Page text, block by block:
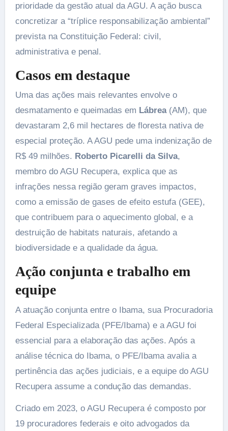
prioridade da gestão atual da AGU. A ação busca
concretizar a “tríplice responsabilização ambiental”
prevista na Constituição Federal: civil,
administrativa e penal.
Casos em destaque
Uma das ações mais relevantes envolve o
desmatamento e queimadas em Lábrea(AM), que
devastaram 2,6 mil hectares de floresta nativa de
especial proteção. A AGU pede uma indenização de
R$ 49 milhões. Roberto Picarelli da Silva,
membro do AGU Recupera, explica que as
infrações nessa região geram graves impactos,
como a emissão de gases de efeito estufa (GEE),
que contribuem para o aquecimento global, e a
destruição de habitats naturais, afetando a
biodiversidade e a qualidade da água.
Ação conjunta e trabalho em
equipe
A atuação conjunta entre o Ibama, sua Procuradoria
Federal Especializada (PFE/Ibama) e a AGU foi
essencial para a elaboração das ações. Após a
análise técnica do Ibama, o PFE/Ibama avalia a
pertinência das ações judiciais, e a equipe do AGU
Recupera assume a condução das demandas.
Criado em 2023, o AGU Recupera é composto por
19 procuradores federais e oito advogados da